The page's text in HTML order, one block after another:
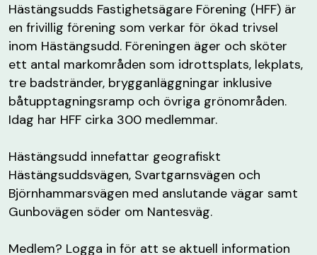
Hästängsudds Fastighetsägare Förening (HFF) är
en frivillig förening som verkar för ökad trivsel
inom Hästängsudd. Föreningen äger och sköter
ett antal markområden som idrottsplats, lekplats,
tre badstränder, brygganläggningar inklusive
båtupptagningsramp och övriga grönområden.
Idag har HFF cirka 300 medlemmar.
Hästängsudd innefattar geografiskt
Hästängsuddsvägen, Svartgarnsvägen och
Björnhammarsvägen med anslutande vägar samt
Gunbovägen söder om Nantesväg.
Medlem? Logga in för att se aktuell information